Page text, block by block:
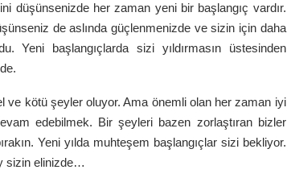
düşünsenizde her zaman yeni bir başlangıç vardır.
de aslında güçlenmenizde ve sizin için daha
başlangıçlarda sizi yıldırmasın üstesinden
ve kötü şeyler oluyor. Ama önemli olan her zaman iyi
edebilmek. Bir şeyleri bazen zorlaştıran bizler
Yeni yılda muhteşem başlangıçlar sizi bekliyor.
sizin elinizde…